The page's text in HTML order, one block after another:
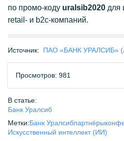
по промо-коду uralsib2020 для
retail- и b2c-компаний.
Источник: ПАО «БАНК УРАЛСИБ»
Просмотров: 981
В статье:
Банк Уралсиб
Метки:Банк Уралсибпартнёры
Искусственный интеллект (ИИ)